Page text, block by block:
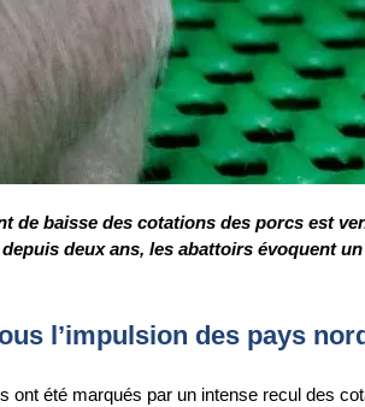
de baisse des cotations des porcs est
deux ans, les abattoirs évoquent
l’impulsion des pays
ont été marqués par un intense recul des